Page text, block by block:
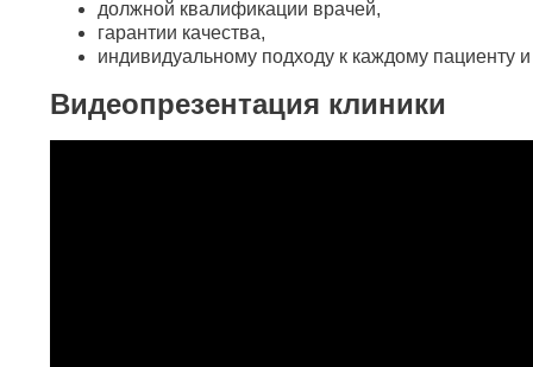
должной квалификации врачей,
гарантии качества,
индивидуальному подходу к каждому пациенту
Видеопрезентация клиники